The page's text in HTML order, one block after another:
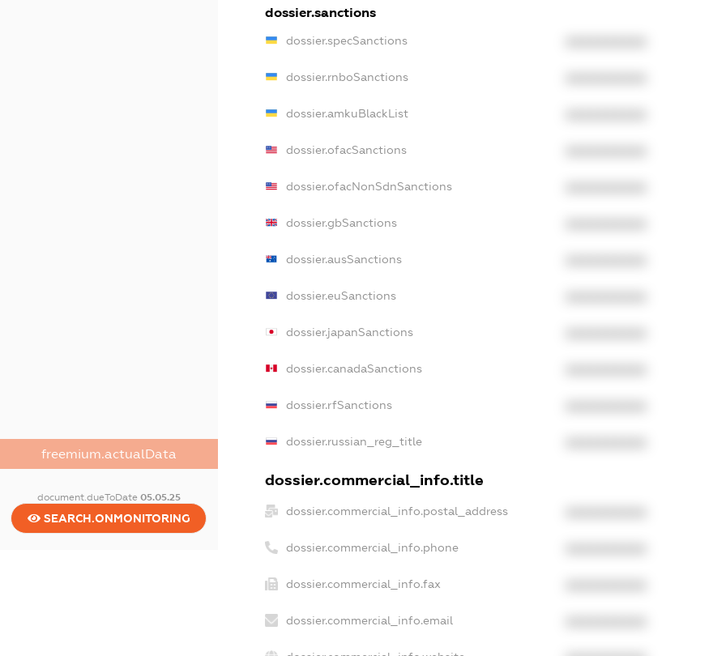
freemium.actualData
document.dueToDate 05.05.25
SEARCH.ONMONITORING
dossier.sanctions
dossier.specSanctions
dossier.rnboSanctions
dossier.amkuBlackList
dossier.ofacSanctions
dossier.ofacNonSdnSanctions
dossier.gbSanctions
dossier.ausSanctions
dossier.euSanctions
dossier.japanSanctions
dossier.canadaSanctions
dossier.rfSanctions
dossier.russian_reg_title
dossier.commercial_info.title
dossier.commercial_info.postal_address
dossier.commercial_info.phone
dossier.commercial_info.fax
dossier.commercial_info.email